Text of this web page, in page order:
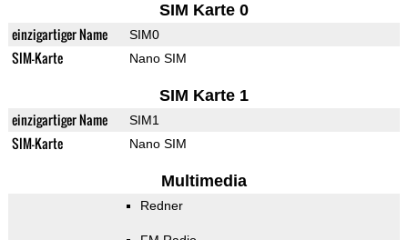
SIM Karte 0
einzigartiger Name SIM0
SIM-Karte Nano SIM
SIM Karte 1
einzigartiger Name SIM1
SIM-Karte Nano SIM
Multimedia
Redner